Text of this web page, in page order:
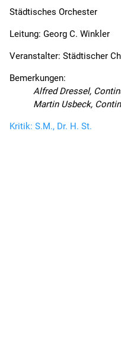
Städtisches Orchester
Leitung: Georg C. Winkler
Veranstalter: Städtischer
Bemerkungen:
Alfred Dressel,
Martin Usbeck,
Kritik: S.M., Dr. H. St.